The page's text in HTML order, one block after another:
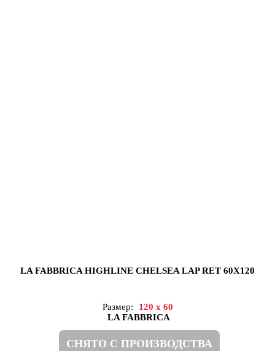
LA FABBRICA HIGHLINE CHELSEA LAP RET 60X120
Размер:
120 x 60
LA FABBRICA
СНЯТО С ПРОИЗВОДСТВА